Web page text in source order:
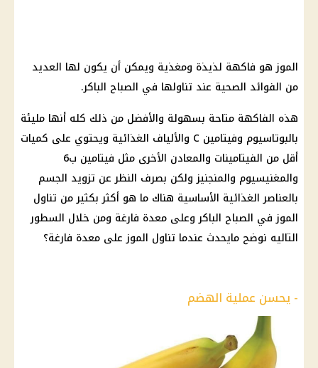
الموز هو فاكهة لذيذة ومغذية ويمكن أن يكون لها العديد
من الفوائد الصحية عند تناولها في الصباح الباكر.
هذه الفاكهة متاحة بسهولة والأفضل من ذلك كله أنها مليئة
بالبوتاسيوم وفيتامين C والألياف الغذائية ويحتوي على كميات
أقل من الفيتامينات والمعادن الأخرى مثل فيتامين ب6
والمغنيسيوم والمنجنيز ولكن بصرف النظر عن تزويد الجسم
بالعناصر الغذائية الأساسية هناك ما هو أكثر بكثير من تناول
الموز في الصباح الباكر وعلى معدة فارغة ومن خلال السطور
التاليه نوضح مايحدث عندما تناول الموز على معدة فارغة؟
- يحسن عملية الهضم